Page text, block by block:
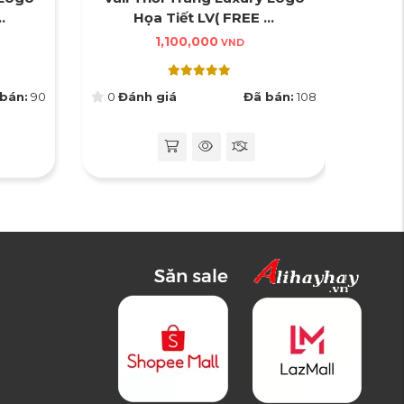
90
Họa Tiết LV( FREE ...
1,100,000 VND
0 Đánh giá Đã bán: 108